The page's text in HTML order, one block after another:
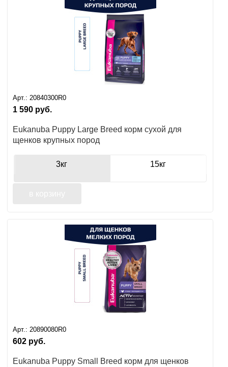
Арт.: 20840300R0
1 590 руб.
Eukanuba Puppy Large Breed корм сухой для
щенков крупных пород
3кг 15кг
Арт.: 20890080R0
602 руб.
Eukanuba Puppy Small Breed корм для щенков